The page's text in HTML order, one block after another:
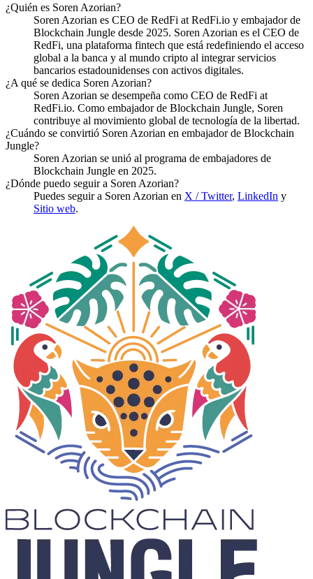
¿Quién es Soren Azorian?
Soren Azorian es CEO de RedFi at RedFi.io y embajador de
Blockchain Jungle desde 2025. Soren Azorian es el CEO de
RedFi, una plataforma fintech que está redefiniendo el acceso
global a la banca y al mundo cripto al integrar servicios
bancarios estadounidenses con activos digitales.
¿A qué se dedica Soren Azorian?
Soren Azorian se desempeña como CEO de RedFi at
RedFi.io. Como embajador de Blockchain Jungle, Soren
contribuye al movimiento global de tecnología de la libertad.
¿Cuándo se convirtió Soren Azorian en embajador de Blockchain
Jungle?
Soren Azorian se unió al programa de embajadores de
Blockchain Jungle en 2025.
¿Dónde puedo seguir a Soren Azorian?
Puedes seguir a Soren Azorian en X / Twitter, LinkedIn y
Sitio web.